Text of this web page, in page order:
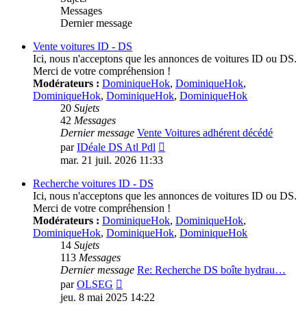
Messages
Dernier message
Vente voitures ID - DS
Ici, nous n'acceptons que les annonces de voitures ID ou DS.
Merci de votre compréhension !
Modérateurs : DominiqueHok, DominiqueHok,
DominiqueHok, DominiqueHok, DominiqueHok
20 Sujets
42 Messages
Dernier message Vente Voitures adhérent décédé
parIDéale DS Atl Pdl
mar. 21 juil. 2026 11:33
Recherche voitures ID - DS
Ici, nous n'acceptons que les annonces de voitures ID ou DS.
Merci de votre compréhension !
Modérateurs : DominiqueHok, DominiqueHok,
DominiqueHok, DominiqueHok, DominiqueHok
14 Sujets
113 Messages
Dernier message Re: Recherche DS boîte hydrau…
parOLSEG
le
jeu. 8 mai 2025 14:22